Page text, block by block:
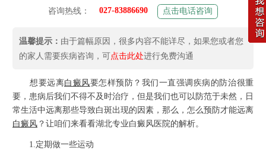
咨询热线： 027-83886690 点击电话咨询
温馨提示： 由于篇幅原因，很多内容不能详尽，如果您或者您
的家人需要疾病咨询，可点击此处进行免费沟通
想要远离白癜风要怎样预防？我们一直强调疾病的防治很重
要，患病后我们不得不及时治疗，但是我们也可以防范于未然，日
常生活中远离那些导致白斑出现的因素，那么，怎么预防才能远离
白癜风 ？让咱们来看看湖北专业白癜风医院的解析。
1.定期做一些运动